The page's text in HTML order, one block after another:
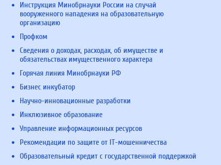
Инструкция Минобрнауки России на случай
вооруженного нападения на образовательную
организацию
Профком
Сведения о доходах, расходах, об имуществе и
обязательствах имущественного характера
Горячая линия Минобрнауки РФ
Бизнес инкубатор
Научно-инновационные разработки
Инклюзивное образование
Управление информационных ресурсов
Рекомендации по защите от IT-мошенничества
Образовательный кредит с государственной поддержкой